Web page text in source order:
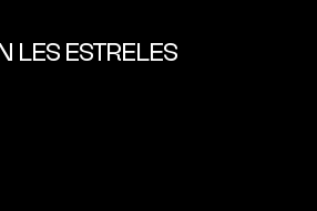
LES ESTRELES